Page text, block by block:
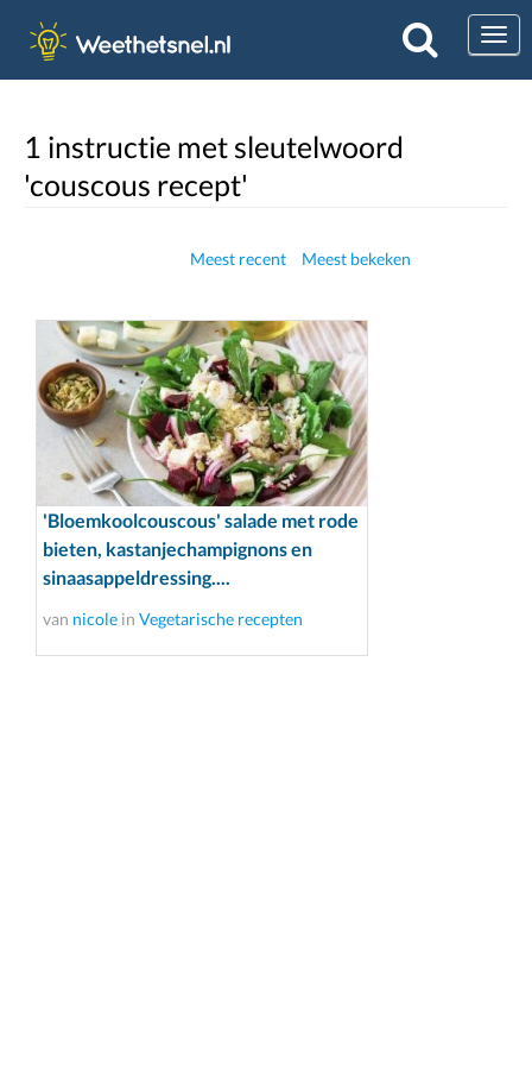
1 instructie met sleutelwoord
'couscous recept'
Meest recent Meest bekeken
'Bloemkoolcouscous' salade met rode
bieten, kastanjechampignons en
sinaasappeldressing....
van nicole in Vegetarische recepten